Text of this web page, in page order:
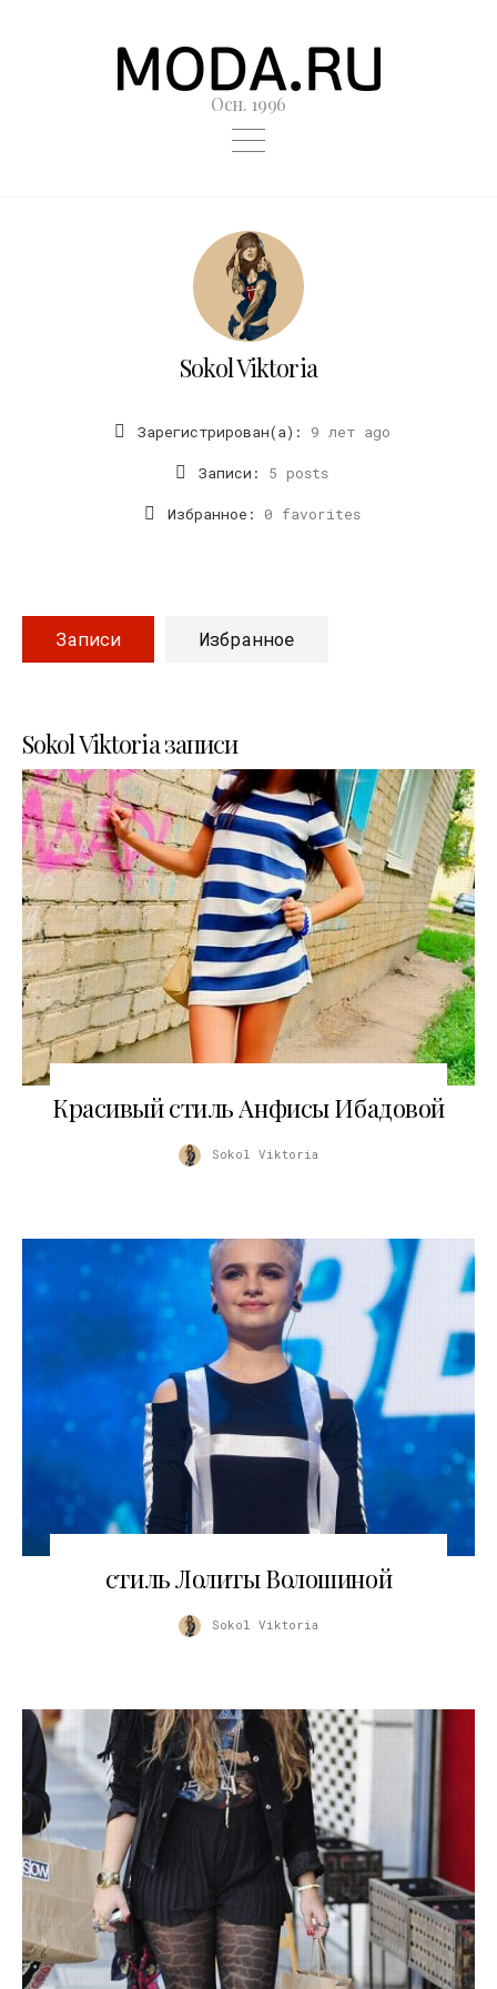
Осн. 1996
Sokol Viktoria
Зарегистрирован(а): 9 лет ago
Записи: 5 posts
Избранное: 0 favorites
Записи Избранное
Sokol Viktoria записи
24.11.2017
Красивый стиль Анфисы Ибадовой
Sokol Viktoria
стиль Лолиты Волошиной
Sokol Viktoria